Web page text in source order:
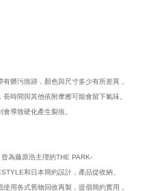
髒污痕跡，顏色與尺寸多少有所差異，
時間與其他依附摩擦可能會留下氣味。
導致硬化產生裂痕。
為藤原浩主理的THE PARK-
和日本簡約設計，產品從收納、
用各式舊物回收再製，提倡簡約實用，